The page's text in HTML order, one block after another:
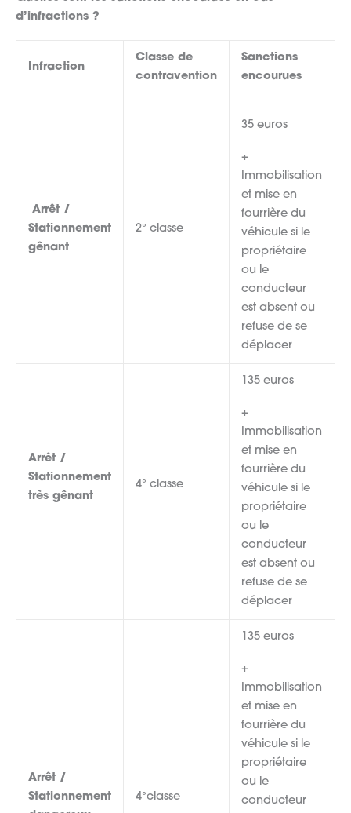
d’infractions ?
Infraction
Classe de
contravention
Sanctions
encourues
Arrêt /
Stationnement
gênant
2° classe
35 euros
+
Immobilisation
et mise en
fourrière du
véhicule si le
propriétaire
ou le
conducteur
est absent ou
refuse de se
déplacer
Arrêt /
Stationnement
très gênant
4° classe
135 euros
+
Immobilisation
et mise en
fourrière du
véhicule si le
propriétaire
ou le
conducteur
est absent ou
refuse de se
déplacer
Arrêt /
Stationnement
4°classe
135 euros
+
Immobilisation
et mise en
fourrière du
véhicule si le
propriétaire
ou le
conducteur